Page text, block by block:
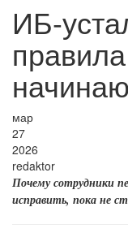
ИБ-
мар
27
2026
redaktor
Почему сотрудники
исправить, пока не